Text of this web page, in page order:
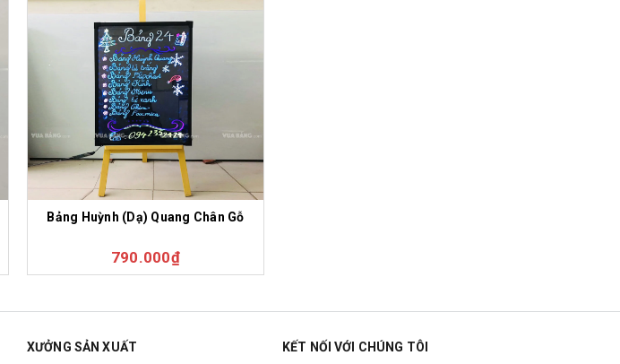
Bảng Huỳnh (Dạ) Quang Chân Gỗ
790.000₫
XƯỞNG SẢN XUẤT KẾT NỐI VỚI CHÚNG TÔI